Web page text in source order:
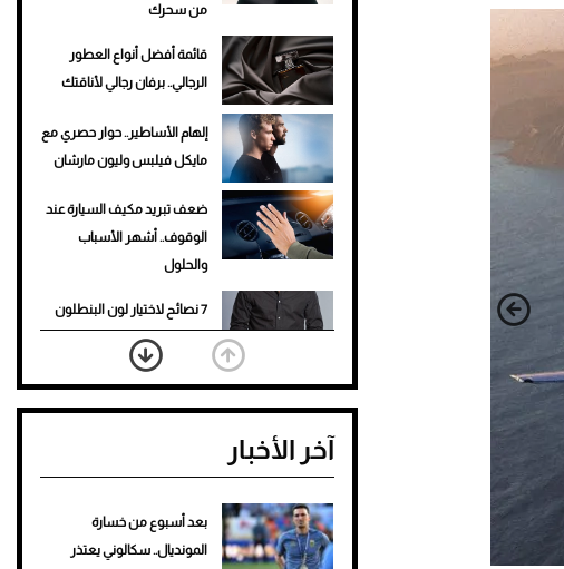
من سحرك
قائمة أفضل أنواع العطور
الرجالي.. برفان رجالي لأناقتك
إلهام الأساطير.. حوار حصري مع
مايكل فيلبس وليون مارشان
ضعف تبريد مكيف السيارة عند
الوقوف.. أشهر الأسباب
والحلول
7 نصائح لاختيار لون البنطلون
المناسب للقميص الأسود
نرى المستقبل من خلال
تصميماتنا.. كيف حجزت 1886
تمنحك فخامة استثنائية
آخر الأخبار
بعد أسبوع من خسارة
المونديال.. سكالوني يعتذر